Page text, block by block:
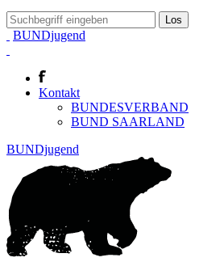
BUNDjugend
Kontakt
BUNDESVERBAND
BUND SAARLAND
BUNDjugend